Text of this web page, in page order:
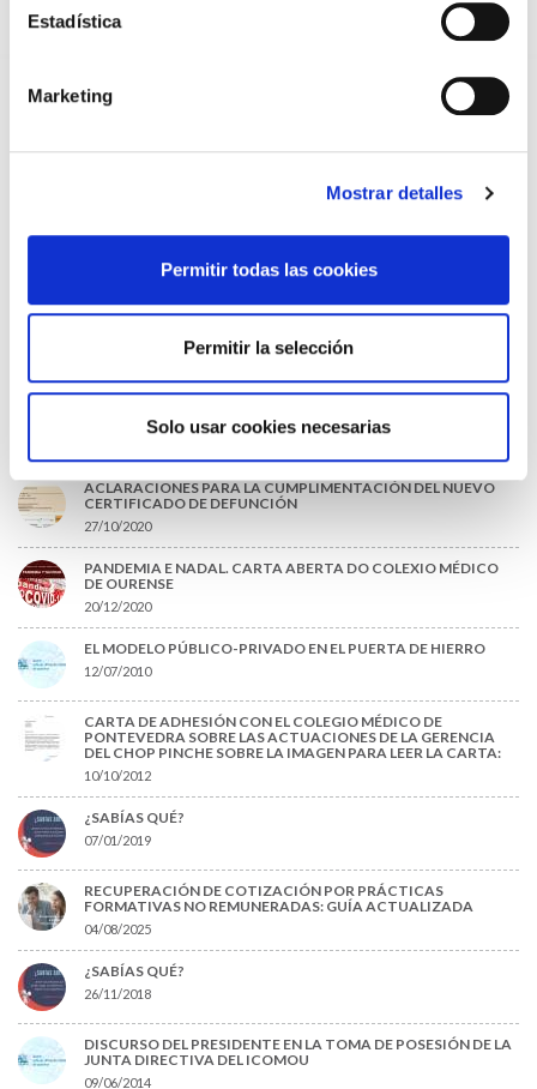
Estadística
Marketing
Mostrar detalles
Permitir todas las cookies
Permitir la selección
Solo usar cookies necesarias
EL AUMENTO DE PRIMAS A MUFACE NO MEJORA LAS
09/07/2026
COLEGIADAS/OS EN ACTIVO QUE HAN EJERCIDO O EJERCEN
DISPONIBLE LA GRABACIÓN DE LA JORNADA «SALUD,
SOSTENIBILIDAD Y SISTEMA SANITARIO: UN COMPROMISO
ACLARACIONES PARA LA CUMPLIMENTACIÓN DEL NUEVO
CERTIFICADO DE DEFUNCIÓN
27/10/2020
PANDEMIA E NADAL. CARTA ABERTA DO COLEXIO MÉDICO
DE OURENSE
20/12/2020
EL MODELO PÚBLICO-PRIVADO EN EL PUERTA DE HIERRO
12/07/2010
CARTA DE ADHESIÓN CON EL COLEGIO MÉDICO DE
PONTEVEDRA SOBRE LAS ACTUACIONES DE LA GERENCIA
DEL CHOP PINCHE SOBRE LA IMAGEN PARA LEER LA CARTA:
10/10/2012
¿SABÍAS QUÉ?
07/01/2019
RECUPERACIÓN DE COTIZACIÓN POR PRÁCTICAS
FORMATIVAS NO REMUNERADAS: GUÍA ACTUALIZADA
04/08/2025
¿SABÍAS QUÉ?
26/11/2018
DISCURSO DEL PRESIDENTE EN LA TOMA DE POSESIÓN DE LA
JUNTA DIRECTIVA DEL ICOMOU
09/06/2014